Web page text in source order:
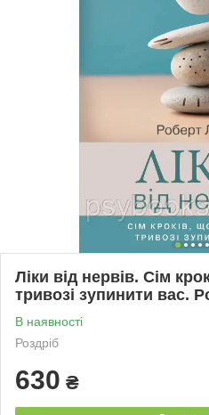
Ліки від нервів. Сім
тривозі зупинити вас.
В наявності
Роздріб
630 ₴